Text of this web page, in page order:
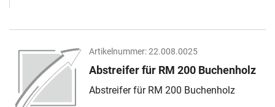
Artikelnummer: 22.008.0025
Abstreifer für RM 200 Buchenholz
Abstreifer für RM 200 Buchenholz